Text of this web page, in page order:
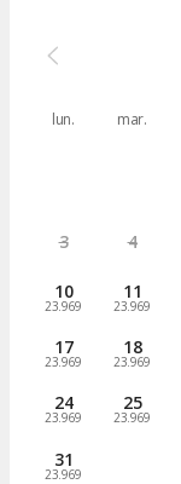
lun. mar.
3 4
10
23.969
11
23.969
17
23.969
18
23.969
24
23.969
25
23.969
31
23.969